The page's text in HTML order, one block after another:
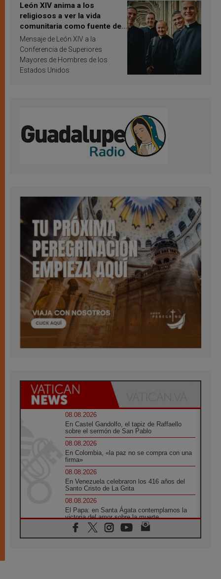
León XIV anima a los
religiosos a ver la vida
comunitaria como fuente de
inspiración y santificación
Mensaje de León XIV a la
Conferencia de Superiores
Mayores de Hombres de los
Estados Unidos
08.08.2026
En Castel Gandolfo, el tapiz de Raffaello
sobre el sermón de San Pablo
08.08.2026
En Colombia, «la paz no se compra con una
firma»
08.08.2026
En Venezuela celebraron los 416 años del
Santo Cristo de La Grita
08.08.2026
El Papa: en Santa Ágata contemplamos la
victoria del amor sobre la muerte
08.08.2026
León XIV visitará el Santuario de la Madre